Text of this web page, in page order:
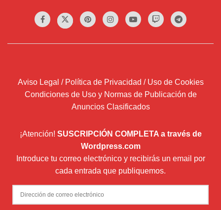
Aviso Legal / Política de Privacidad / Uso de Cookies
Condiciones de Uso y Normas de Publicación de
Anuncios Clasificados
¡Atención! SUSCRIPCIÓN COMPLETA a través de
Wordpress.com
Introduce tu correo electrónico y recibirás un email por
cada entrada que publiquemos.
Dirección
de